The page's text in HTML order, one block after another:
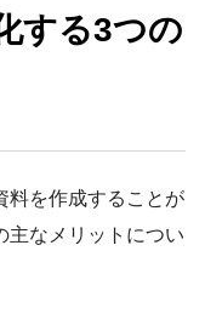
する3つの
料を作成することが
主なメリットについ